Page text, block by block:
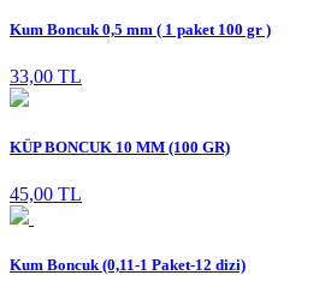
Kum Boncuk 0,5 mm ( 1 paket 100 gr )
33,00 TL
KÜP BONCUK 10 MM (100 GR)
45,00 TL
Kum Boncuk (0,11-1 Paket-12 dizi)